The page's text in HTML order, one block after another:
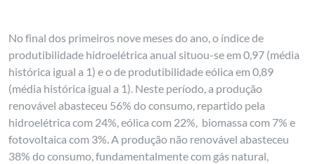
No final dos primeiros nove meses do ano, o índice de
produtibilidade hidroelétrica anual situou-se em 0,97 (média
histórica igual a 1) e o de produtibilidade eólica em 0,89
(média histórica igual a 1). Neste período, a produção
renovável abasteceu 56% do consumo, repartido pela
hidroelétrica com 24%, eólica com 22%, biomassa com 7% e
fotovoltaica com 3%. A produção não renovável abasteceu
38% do consumo, fundamentalmente com gás natural,